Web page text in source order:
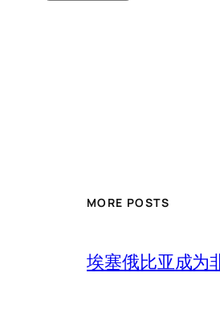
MORE POSTS
埃塞俄比亚成为